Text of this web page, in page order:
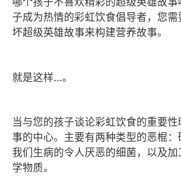
子成为热情的彩虹饮食倡导者，您
坏超级英雄故事来构建营养故事。
就是这样…。
当与您的孩子谈论彩虹饮食的重要
事的中心。主要有两种类型的恶棍
我们生病的令人厌恶的细菌，以及
学物质。